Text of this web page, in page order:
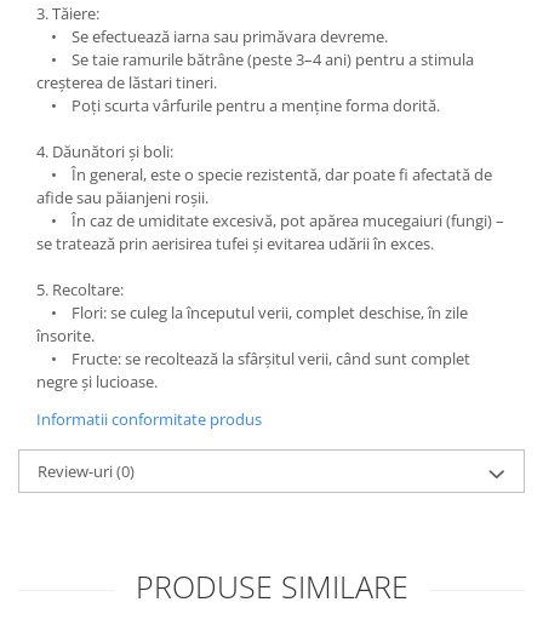
3. Tăiere:
• Se efectuează iarna sau primăvara devreme.
• Se taie ramurile bătrâne (peste 3–4 ani) pentru a stimula
creșterea de lăstari tineri.
• Poți scurta vârfurile pentru a menține forma dorită.
4. Dăunători și boli:
• În general, este o specie rezistentă, dar poate fi afectată de
afide sau păianjeni roșii.
• În caz de umiditate excesivă, pot apărea mucegaiuri (fungi) –
se tratează prin aerisirea tufei și evitarea udării în exces.
5. Recoltare:
• Flori: se culeg la începutul verii, complet deschise, în zile
însorite.
• Fructe: se recoltează la sfârșitul verii, când sunt complet
negre și lucioase.
Informatii conformitate produs
Review-uri(0)
PRODUSE SIMILARE